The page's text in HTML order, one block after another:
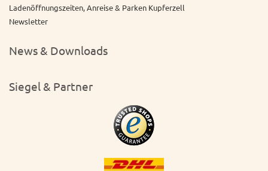
Ladenöffnungszeiten, Anreise & Parken Kupferzell
Newsletter
News & Downloads
Siegel & Partner